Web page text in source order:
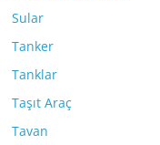
Sular
Tanker
Tanklar
Taşıt Araç
Tavan